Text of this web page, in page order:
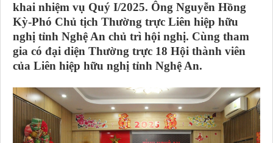
khai nhiệm vụ Quý I/2025. Ông Nguyễn Hồng
Kỳ-Phó Chủ tịch Thường trực Liên hiệp hữu
nghị tỉnh Nghệ An chủ trì hội nghị. Cùng tham
gia có đại diện Thường trực 18 Hội thành viên
của Liên hiệp hữu nghị tỉnh Nghệ An.